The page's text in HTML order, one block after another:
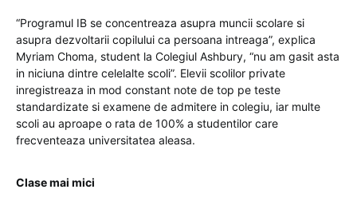
“Programul IB se concentreaza asupra muncii scolare si
asupra dezvoltarii copilului ca persoana intreaga”, explica
Myriam Choma, student la Colegiul Ashbury, “nu am gasit asta
in niciuna dintre celelalte scoli”. Elevii scolilor private
inregistreaza in mod constant note de top pe teste
standardizate si examene de admitere in colegiu, iar multe
scoli au aproape o rata de 100% a studentilor care
frecventeaza universitatea aleasa.
Clase mai mici